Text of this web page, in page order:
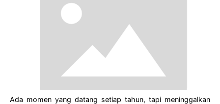
Ada momen yang datang setiap tahun, tapi meninggalkan